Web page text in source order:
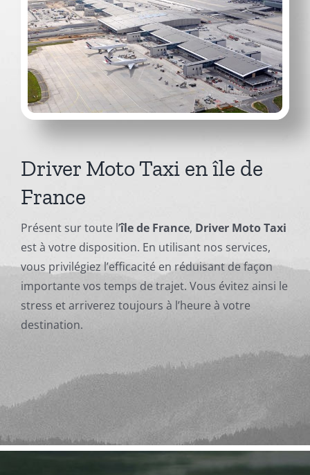
Driver Moto Taxi en île de
France
Présent sur toute l’île de France, Driver Moto Taxi
est à votre disposition. En utilisant nos services,
vous privilégiez l’efficacité en réduisant de façon
importante vos temps de trajet. Vous évitez ainsi le
stress et arriverez toujours à l’heure à votre
destination.